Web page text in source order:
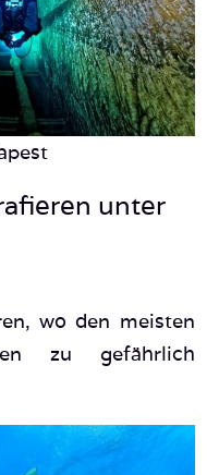
unter
wo den meisten
zu gefährlich